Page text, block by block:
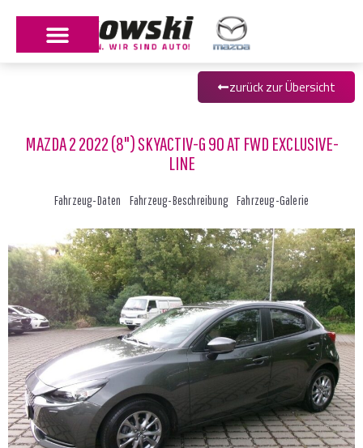
zurück zur Übersicht
MAZDA 2 2022 (8") SKYACTIV-G 90 AT FWD EXCLUSIVE-
LINE
Fahrzeug-Daten Fahrzeug-Beschreibung Fahrzeug-Galerie